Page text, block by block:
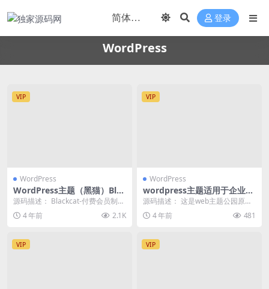
登录
WordPress
VIP
WordPress
WordPress主题（黑猫）Blac
kcat付费会员制资源站
源码描述： Blackcat-付费会员制W
ordPress资源站主题，该主题是
基...4 年前 2.1K
VIP
WordPress
wordpress主题适用于企业医
美婚庆摄影photopark-free
源码描述： 这是web主题公园原创
分享的一款婚庆摄影wordpress主
题，版权...
4 年前 481
VIP VIP